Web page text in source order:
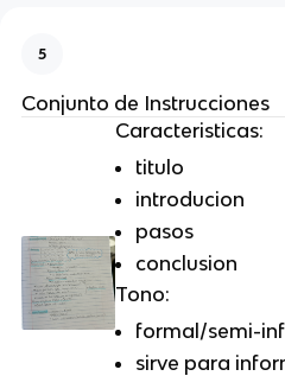
5
Conjunto de Instrucciones
Caracteristicas:
titulo
introducion
pasos
conclusion
Tono:
formal/semi-
sirve para